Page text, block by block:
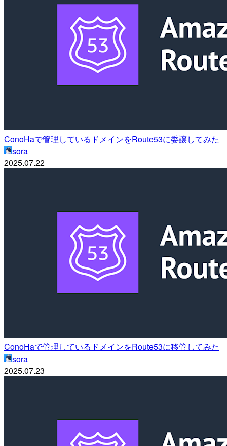
ConoHaで管理しているドメインをRoute53に委譲してみた
sora
2025.07.22
ConoHaで管理しているドメインをRoute53に移管してみた
sora
2025.07.23